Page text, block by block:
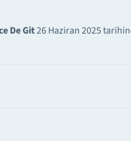
De Git26 Haziran 2025